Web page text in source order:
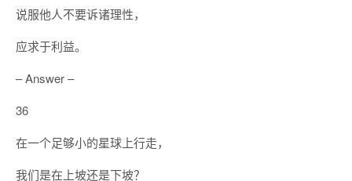
说服他人不要诉诸理性，
应求于利益。
– Answer –
36
在一个足够小的星球上行走，
我们是在上坡还是下坡？